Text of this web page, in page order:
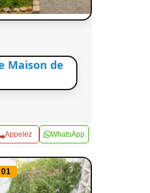
Maison de
Appelez WhatsApp